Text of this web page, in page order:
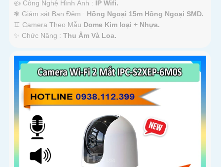
👍 Công Nghệ Hình Ảnh : IP Wifi.
❃ Giám sát Ban Đêm : Hồng Ngoại 15m Hồng Ngoại SMD.
♊ Camera Theo Mẫu Dome Kim loại + Nhựa.
️✨ Chức Năng : Thu Âm Và Loa.